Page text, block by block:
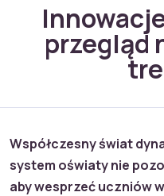
przegląd
Współczesny świat
system oświaty nie
aby wesprzeć uczniów